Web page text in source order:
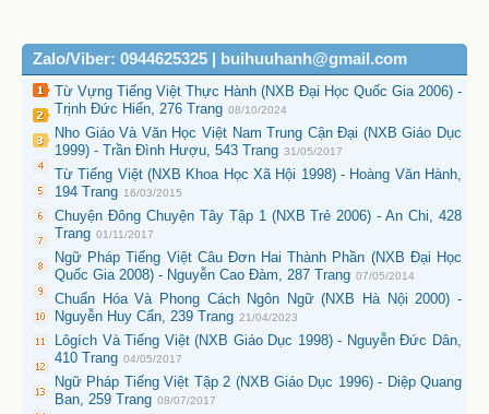
Zalo/Viber: 0944625325 | buihuuhanh@gmail.com
Từ Vựng Tiếng Việt Thực Hành (NXB Đại Học Quốc Gia 2006) -
Trịnh Đức Hiển, 276 Trang 08/10/2024
Nho Giáo Và Văn Học Việt Nam Trung Cận Đại (NXB Giáo Dục
1999) - Trần Đình Hượu, 543 Trang 31/05/2017
Từ Tiếng Việt (NXB Khoa Học Xã Hội 1998) - Hoàng Văn Hành,
194 Trang 16/03/2015
Chuyện Đông Chuyện Tây Tập 1 (NXB Trẻ 2006) - An Chi, 428
Trang 01/11/2017
Ngữ Pháp Tiếng Việt Câu Đơn Hai Thành Phần (NXB Đại Học
Quốc Gia 2008) - Nguyễn Cao Đàm, 287 Trang 07/05/2014
Chuẩn Hóa Và Phong Cách Ngôn Ngữ (NXB Hà Nội 2000) -
Nguyễn Huy Cẩn, 239 Trang 21/04/2023
Lôgích Và Tiếng Việt (NXB Giáo Dục 1998) - Nguyễn Đức Dân,
410 Trang 04/05/2017
Ngữ Pháp Tiếng Việt Tập 2 (NXB Giáo Dục 1996) - Diệp Quang
Ban, 259 Trang 08/07/2017